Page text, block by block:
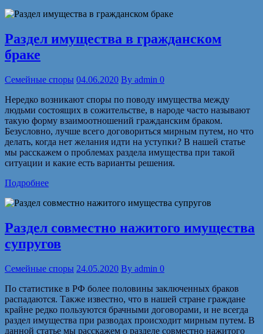
Раздел имущества в гражданском
браке
Семейные споры 04.06.2020 By admin 0
Нередко возникают споры по поводу имущества между
людьми состоящих в сожительстве, в народе часто называют
такую форму взаимоотношений гражданским браком.
Безусловно, лучше всего договориться мирным путем, но что
делать, когда нет желания идти на уступки? В нашей статье
мы расскажем о проблемах раздела имущества при такой
ситуации и какие есть варианты решения.
Подробнее
Раздел совместно нажитого имущества
супругов
Семейные споры 24.05.2020 By admin 0
По статистике в РФ более половины заключенных браков
распадаются. Также известно, что в нашей стране граждане
крайне редко пользуются брачными договорами, и не всегда
раздел имущества при разводах происходит мирным путем. В
данной статье мы расскажем о разделе совместно нажитого